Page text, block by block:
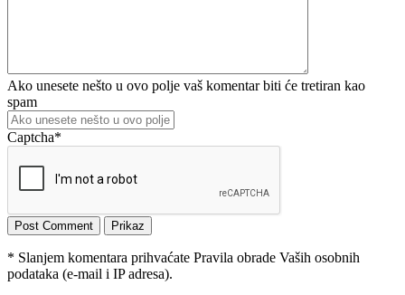
Ako unesete nešto u ovo polje vaš komentar biti će tretiran kao
spam
Captcha*
* Slanjem komentara prihvaćate Pravila obrade Vaših osobnih
podataka (e-mail i IP adresa).